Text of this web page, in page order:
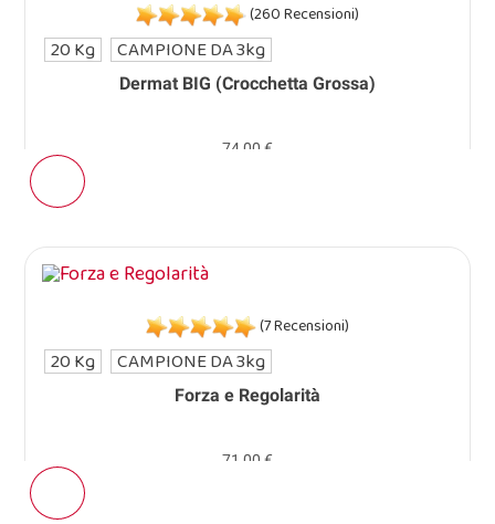
Dermat BIG (Crocchetta Grossa)
(260 Recensioni)
74,00 €
20 Kg CAMPIONE DA 3kg
Forza e Regolarità
(7 Recensioni)
71,00 €
20 Kg CAMPIONE DA 3kg